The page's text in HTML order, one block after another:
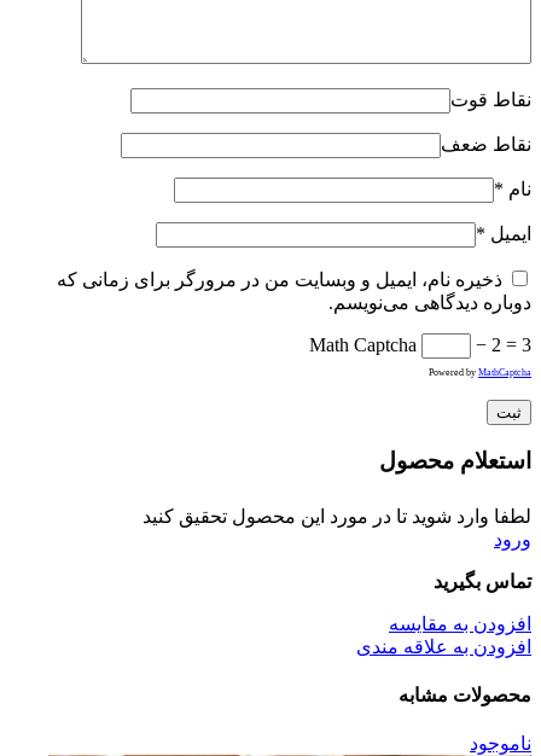
نقاط قوت
نقاط ضعف
نام *
ایمیل *
ذخیره نام، ایمیل و وبسایت من در مرورگر برای زمانی که
دوباره دیدگاهی می‌نویسم.
Math Captcha − 2 = 3
Powered by MathCaptcha
استعلام محصول
لطفا وارد شوید تا در مورد این محصول تحقیق کنید
ورود
تماس بگیرید
افزودن به مقایسه
افزودن به علاقه مندی
محصولات مشابه
ناموجود